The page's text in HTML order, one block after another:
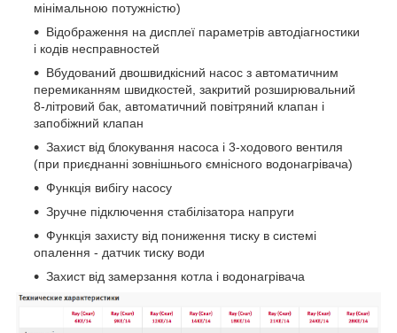
мінімальною потужністю)
Відображення на дисплеї параметрів автодіагностики
і кодів несправностей
Вбудований двошвидкісний насос з автоматичним
перемиканням швидкостей, закритий розширювальний
8-літровий бак, автоматичний повітряний клапан і
запобіжний клапан
Захист від блокування насоса і 3-ходового вентиля
(при приєднанні зовнішнього ємнісного водонагрівача)
Функція вибігу насосу
Зручне підключення стабілізатора напруги
Функція захисту від пониження тиску в системі
опалення - датчик тиску води
Захист від замерзання котла і водонагрівача